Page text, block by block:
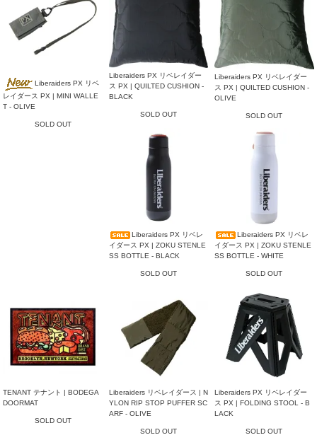
Liberaiders PX リベ
レイダース PX | MINI WALLE
T - OLIVE
SOLD OUT
Liberaiders PX リベレイダー
ス PX | QUILTED CUSHION -
BLACK
SOLD OUT
Liberaiders PX リベレイダー
ス PX | QUILTED CUSHION -
OLIVE
SOLD OUT
Liberaiders PX リベレ
イダース PX | ZOKU STENLE
SS BOTTLE - BLACK
SOLD OUT
Liberaiders PX リベレ
イダース PX | ZOKU STENLE
SS BOTTLE - WHITE
SOLD OUT
TENANT テナント | BODEGA
DOORMAT
SOLD OUT
Liberaiders リベレイダース | N
YLON RIP STOP PUFFER SC
ARF - OLIVE
SOLD OUT
Liberaiders PX リベレイダー
ス PX | FOLDING STOOL - B
LACK
SOLD OUT